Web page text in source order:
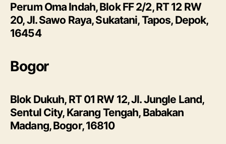
Perum Oma Indah, Blok FF 2/2, RT 12 RW
20, Jl. Sawo Raya, Sukatani, Tapos, Depok,
16454
Bogor
Blok Dukuh, RT 01 RW 12, Jl. Jungle Land,
Sentul City, Karang Tengah, Babakan
Madang, Bogor, 16810